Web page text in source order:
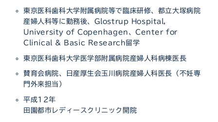
東京医科歯科大学附属病院等で臨床研修、都立大塚病院
産婦人科等に勤務後、Glostrup Hospital，
University of Copenhagen、Center for
Clinical & Basic Research留学
東京医科歯科大学医学部附属病院産婦人科病棟医長
賛育会病院、日産厚生会玉川病院産婦人科医長（不妊専
門外来担当）
平成12年
田園都市レディースクリニック開院